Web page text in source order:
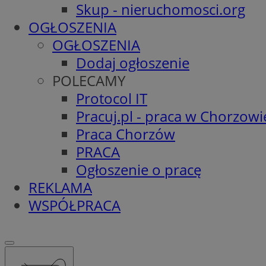
Skup - nieruchomosci.org
OGŁOSZENIA
OGŁOSZENIA
Dodaj ogłoszenie
POLECAMY
Protocol IT
Pracuj.pl - praca w
Praca Chorzów
PRACA
Ogłoszenie o pracę
REKLAMA
WSPÓŁPRACA